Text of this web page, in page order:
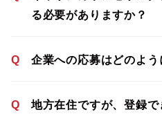
る必要がありますか？
Q 企業への応募はどのよう
Q 地方在住ですが、登録で